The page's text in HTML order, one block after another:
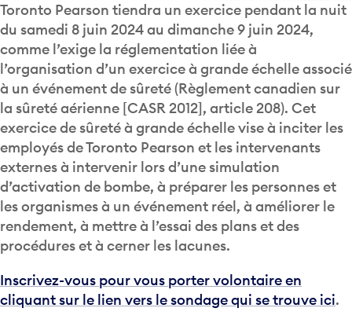
Toronto Pearson tiendra un exercice pendant la nuit
du samedi 8 juin 2024 au dimanche 9 juin 2024,
comme l’exige la réglementation liée à
l’organisation d’un exercice à grande échelle associé
à un événement de sûreté (Règlement canadien sur
la sûreté aérienne [CASR 2012], article 208). Cet
exercice de sûreté à grande échelle vise à inciter les
employés de Toronto Pearson et les intervenants
externes à intervenir lors d’une simulation
d’activation de bombe, à préparer les personnes et
les organismes à un événement réel, à améliorer le
rendement, à mettre à l’essai des plans et des
procédures et à cerner les lacunes.
Inscrivez-vous pour vous porter volontaire en
cliquant sur le lien vers le sondage qui se trouve ici.